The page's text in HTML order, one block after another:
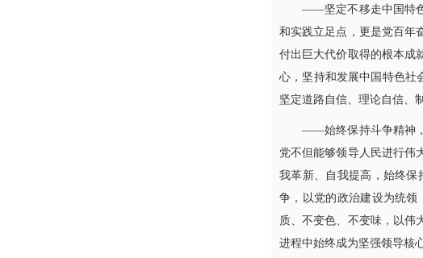
——坚定不移走中国特色社
和实践立足点，更是党百年
付出巨大代价取得的根本成
心，坚持和发展中国特色社
坚定道路自信、理论自信、
——始终保持斗争精神，以
党不但能够领导人民进行伟
我革新、自我提高，始终
争，以党的政治建设为统
质、不变色、不变味，以伟
进程中始终成为坚强领导核心